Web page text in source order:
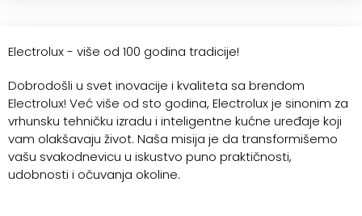
Electrolux - više od 100 godina tradicije!
Dobrodošli u svet inovacije i kvaliteta sa brendom
Electrolux! Već više od sto godina, Electrolux je sinonim za
vrhunsku tehničku izradu i inteligentne kućne uređaje koji
vam olakšavaju život. Naša misija je da transformišemo
vašu svakodnevicu u iskustvo puno praktičnosti,
udobnosti i očuvanja okoline.